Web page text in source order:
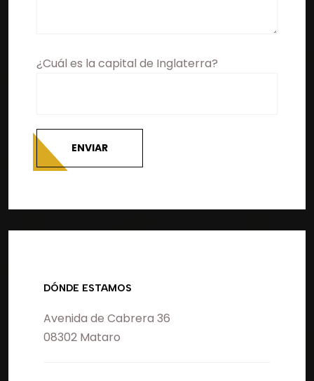
¿Cuál es la capital de Inglaterra?
ENVIAR
DÓNDE ESTAMOS
Avenida de Cabrera 36
08302 Mataro